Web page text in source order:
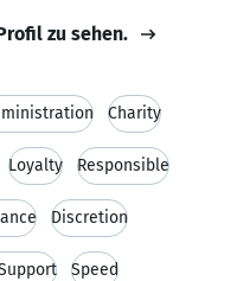
zu sehen.
Charity
Loyalty Responsible
Discretion
Speed